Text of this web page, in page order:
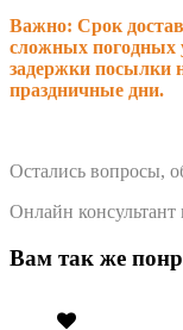
Важно: Срок
сложных погодных
задержки посылки
праздничные дни.
Остались вопросы,
Онлайн
Вам так же